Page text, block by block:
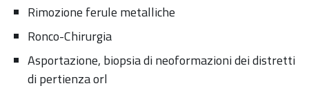
Rimozione ferule metalliche
Ronco-Chirurgia
Asportazione, biopsia di neoformazioni dei distretti
di pertienza orl